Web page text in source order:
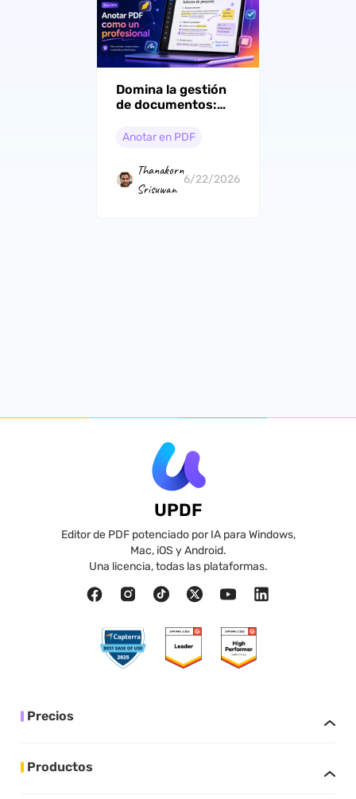
Domina la gestión
de documentos:
PDF en 2026
Anotar en PDF
Thanakorn
Srisuwan
6/22/2026
UPDF
Editor de PDF potenciado por IA para Windows,
Mac, iOS y Android.
Una licencia, todas las plataformas.
Precios
Productos